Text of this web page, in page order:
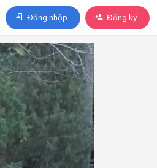
Đăng nhập Đăng ký